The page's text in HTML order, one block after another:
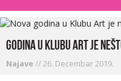
godina u Klubu Art je
Najave//26. Decembar 2019.